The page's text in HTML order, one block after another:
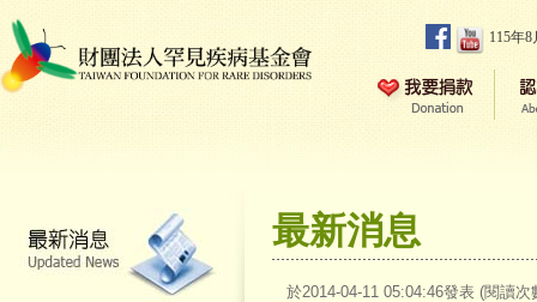
115年
最新消息
於2014-04-11 05:04:46發表 (閱讀次